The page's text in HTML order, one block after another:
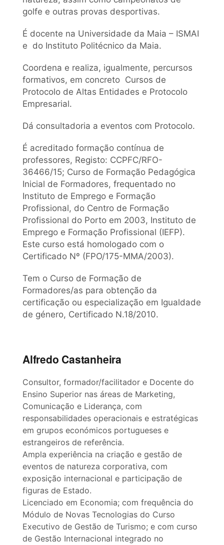
golfe e outras provas desportivas.
É docente na Universidade da Maia – ISMAI
e do Instituto Politécnico da Maia.
Coordena e realiza, igualmente, percursos
formativos, em concreto Cursos de
Protocolo de Altas Entidades e Protocolo
Empresarial.
Dá consultadoria a eventos com Protocolo.
É acreditado formação contínua de
professores, Registo: CCPFC/RFO-
36466/15; Curso de Formação Pedagógica
Inicial de Formadores, frequentado no
Instituto de Emprego e Formação
Profissional, do Centro de Formação
Profissional do Porto em 2003, Instituto de
Emprego e Formação Profissional (IEFP).
Este curso está homologado com o
Certificado Nº (FPO/175-MMA/2003).
Tem o Curso de Formação de
Formadores/as para obtenção da
certificação ou especialização em Igualdade
de género, Certificado N.18/2010.
Alfredo Castanheira
Consultor, formador/facilitador e Docente do
Ensino Superior nas áreas de Marketing,
Comunicação e Liderança, com
responsabilidades operacionais e estratégicas
em grupos económicos portugueses e
estrangeiros de referência.
Ampla experiência na criação e gestão de
eventos de natureza corporativa, com
exposição internacional e participação de
figuras de Estado.
Licenciado em Economia; com frequência do
Módulo de Novas Tecnologias do Curso
Executivo de Gestão de Turismo; e com curso
de Gestão Internacional integrado no